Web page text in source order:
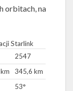
orbitach, na
Starlink
2547
345,6 km
53°